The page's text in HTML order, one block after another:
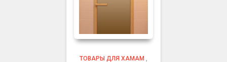
ТОВАРЫ ДЛЯ ХАМАМ ,